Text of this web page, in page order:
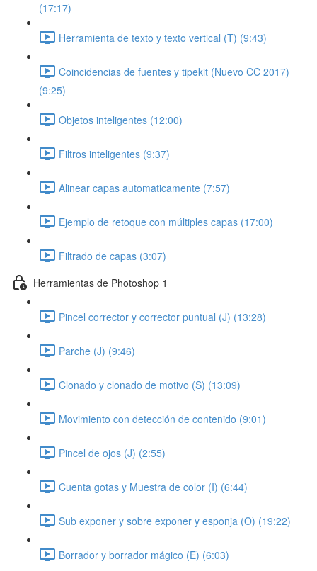
(17:17)
Herramienta de texto y texto vertical (T) (9:43)
Coincidencias de fuentes y tipekit (Nuevo CC 2017)
(9:25)
Objetos inteligentes (12:00)
Filtros inteligentes (9:37)
Alinear capas automaticamente (7:57)
Ejemplo de retoque con múltiples capas (17:00)
Filtrado de capas (3:07)
Herramientas de Photoshop 1
Pincel corrector y corrector puntual (J) (13:28)
Parche (J) (9:46)
Clonado y clonado de motivo (S) (13:09)
Movimiento con detección de contenido (9:01)
Pincel de ojos (J) (2:55)
Cuenta gotas y Muestra de color (I) (6:44)
Sub exponer y sobre exponer y esponja (O) (19:22)
Borrador y borrador mágico (E) (6:03)